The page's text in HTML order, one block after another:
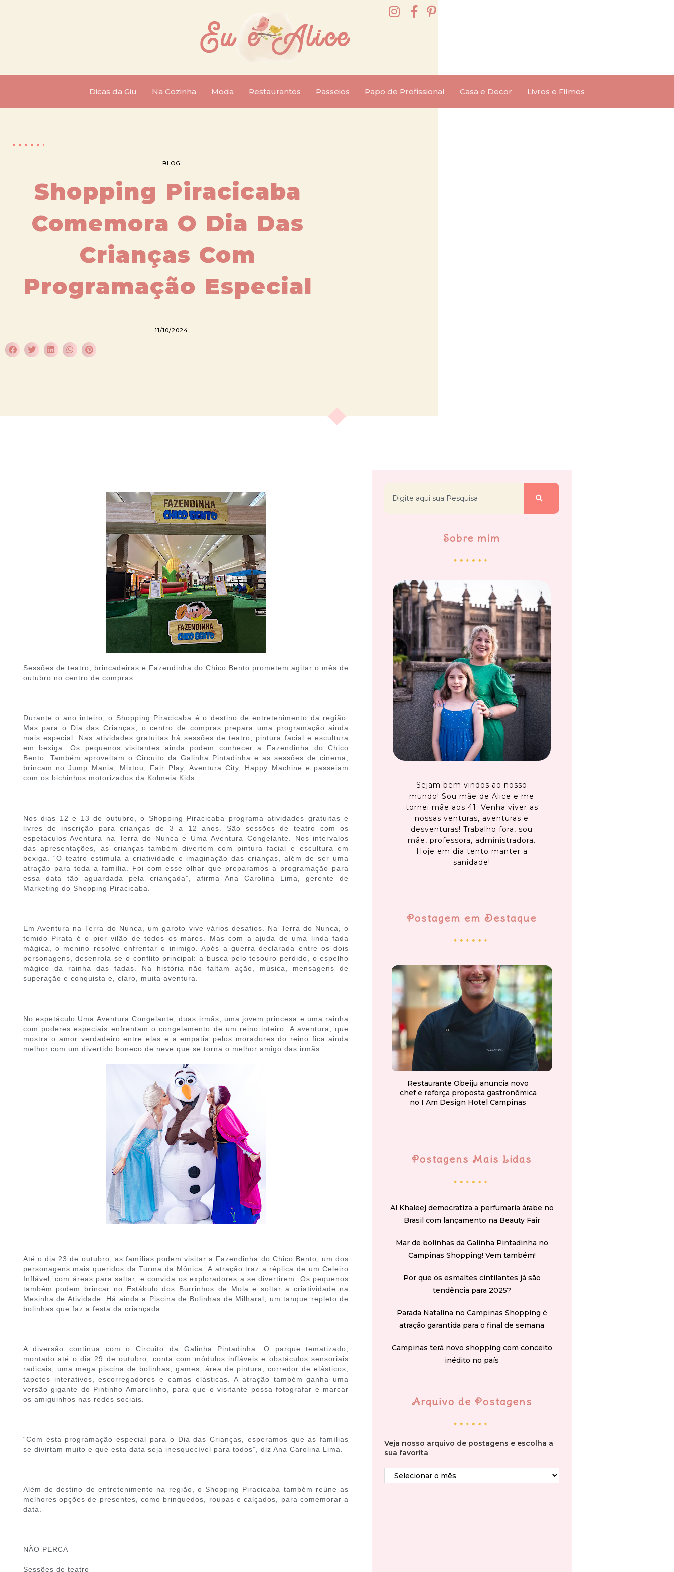
Dicas da Giu Na Cozinha Moda Restaurantes Passeios Papo de Profissional Casa e Decor Livros e Filmes
BLOG
Shopping Piracicaba
Comemora O Dia Das
Crianças Com
Programação Especial
11/10/2024
Sessões de teatro, brincadeiras e Fazendinha do Chico Bento prometemagitar o mês de
outubro no centro de compras
Durante o ano inteiro, o Shopping Piracicaba é o destino de entretenimento da região.
Mas para o Dia das Crianças, o centro de compras prepara uma programação ainda
mais especial. Nas atividades gratuitas há sessões de teatro, pintura facial e escultura
em bexiga. Os pequenos visitantes ainda podem conhecer a Fazendinha do Chico
Bento. Também aproveitam o Circuito da Galinha Pintadinha e as sessões de cinema,
brincam no Jump Mania, Mixtou, Fair Play, Aventura City, Happy Machine e passeiam
com os bichinhos motorizados da Kolmeia Kids.
Nos dias 12 e 13 de outubro, o Shopping Piracicaba programa atividades gratuitas e
livres de inscrição para crianças de 3 a 12 anos. São sessões de teatro com os
espetáculos Aventura na Terra do Nunca e Uma Aventura Congelante. Nos intervalos
das apresentações, as crianças também divertem com pintura facial e escultura em
bexiga. “O teatro estimula a criatividade e imaginação das crianças, além de ser uma
atração para toda a família. Foi com esse olhar que preparamos a programação para
essa data tão aguardada pela criançada”, afirma Ana Carolina Lima, gerente de
Marketing do Shopping Piracicaba.
Em Aventura na Terra do Nunca, um garoto vive vários desafios. Na Terra do Nunca, o
temido Pirata é o pior vilão de todos os mares. Mas com a ajuda de uma linda fada
mágica, o menino resolve enfrentar o inimigo. Após a guerra declarada entre os dois
personagens, desenrola-se o conflito principal: a busca pelo tesouro perdido, o espelho
mágico da rainha das fadas. Na história não faltam ação, música, mensagens de
superação e conquista e, claro, muita aventura.
No espetáculo Uma Aventura Congelante, duas irmãs, uma jovem princesa e uma rainha
com poderes especiais enfrentam o congelamento de um reino inteiro. A aventura, que
mostra o amor verdadeiro entre elas e a empatia pelos moradores do reino fica ainda
melhor com um divertido boneco de neve que se torna o melhor amigo das irmãs.
Até o dia 23 de outubro, as famílias podem visitar a Fazendinha do Chico Bento, um dos
personagens mais queridos da Turma da Mônica. A atração traz a réplica de um Celeiro
Inflável, com áreas para saltar, e convida os exploradores a se divertirem. Os pequenos
também podem brincar no Estábulo dos Burrinhos de Mola e soltar a criatividade na
Mesinha de Atividade. Há ainda a Piscina de Bolinhas de Milharal, um tanque repleto de
bolinhas que faz a festa da criançada.
A diversão continua com o Circuito da Galinha Pintadinha. O parque tematizado,
montado até o dia 29 de outubro, conta com módulos infláveis e obstáculos sensoriais
radicais, uma mega piscina de bolinhas, games, área de pintura, corredor de elásticos,
tapetes interativos, escorregadores e camas elásticas. A atração também ganha uma
versão gigante do Pintinho Amarelinho, para que o visitante possa fotografar e marcar
os amiguinhos nas redes sociais.
“Com esta programação especial para o Dia das Crianças, esperamos que as famílias
se divirtam muito e que esta data seja inesquecível para todos”, diz Ana Carolina Lima.
Além de destino de entretenimento na região, o Shopping Piracicaba também reúne as
melhores opções de presentes, como brinquedos, roupas e calçados, para comemorar a
data.
NÃO PERCA
Sessões de teatro
Sobre mim
Sejam bem vindos ao nosso
mundo! Sou mãe de Alice e me
tornei mãe aos 41. Venha viver as
nossas venturas, aventuras e
desventuras! Trabalho fora, sou
mãe, professora, administradora.
Hoje em dia tento manter a
sanidade!
Postagem em Destaque
Restaurante Obeiju anuncia novo
chef e reforça proposta gastronômica
no I Am Design Hotel Campinas
Postagens Mais Lidas
Al Khaleej democratiza a perfumaria árabe no
Brasil com lançamento na Beauty Fair
Mar de bolinhas da Galinha Pintadinha no
Campinas Shopping! Vem também!
Por que os esmaltes cintilantes já são
tendência para 2025?
Parada Natalina no Campinas Shopping é
atração garantida para o final de semana
Campinas terá novo shopping com conceito
inédito no país
Arquivo de Postagens
Veja nosso arquivo de postagens e escolha a
sua favorita